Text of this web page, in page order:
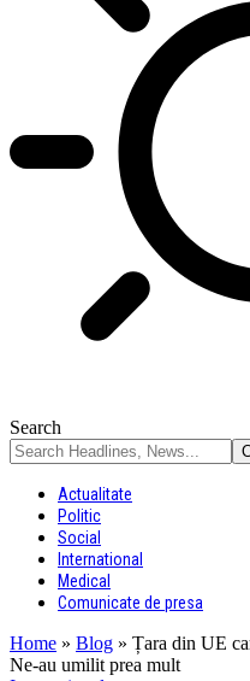
Search
Actualitate
Politic
Social
International
Medical
Comunicate de presa
Home » Blog » Țara din UE
Ne-au umilit prea mult